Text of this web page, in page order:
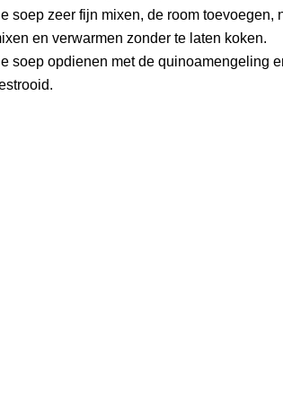
soep zeer fijn mixen, de room toevoegen,
en verwarmen zonder te laten koken.
soep opdienen met de quinoamengeling